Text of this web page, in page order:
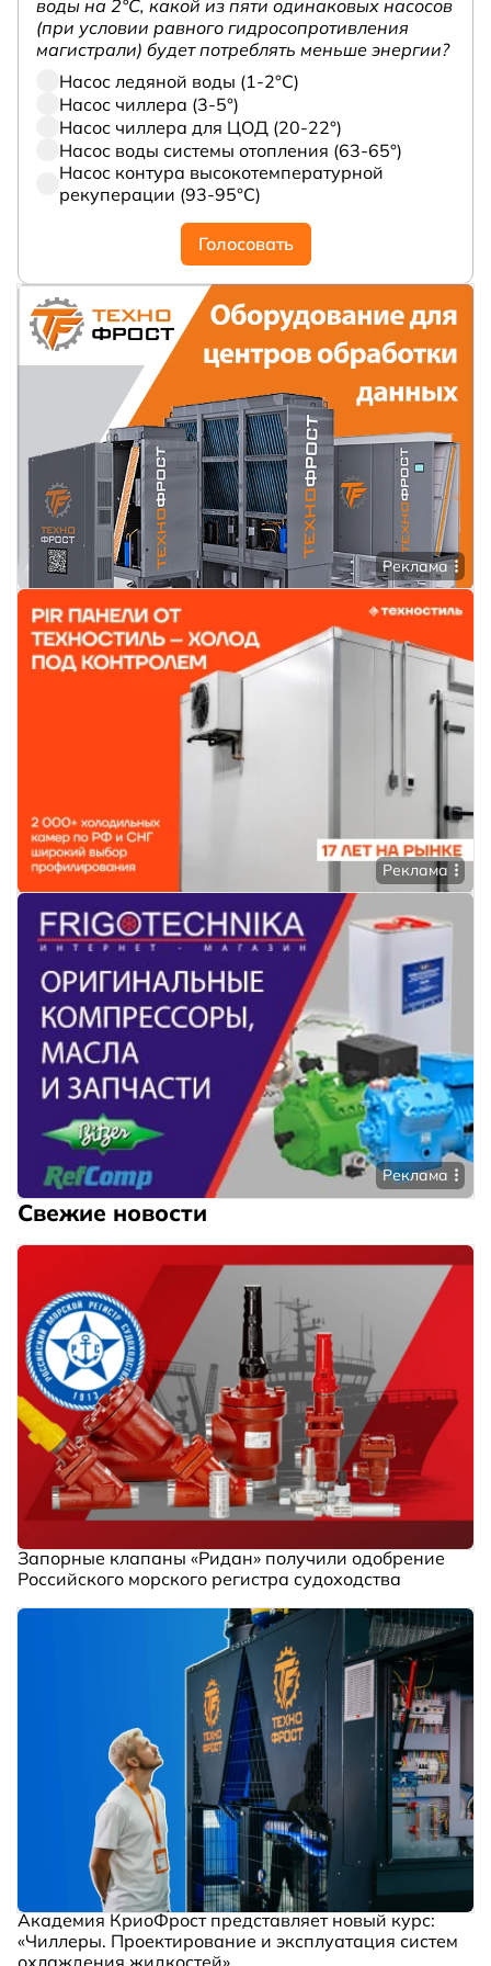
воды на 2°С, какой из пяти одинаковых насосов
(при условии равного гидросопротивления
магистрали) будет потреблять меньше энергии?
Насос ледяной воды (1-2°С)
Насос чиллера (3-5°)
Насос чиллера для ЦОД (20-22°)
Насос воды системы отопления (63-65°)
Насос контура высокотемпературной
рекуперации (93-95°С)
Голосовать
Реклама
Реклама
Реклама
Свежие новости
Запорные клапаны «Ридан» получили одобрение
Российского морского регистра судоходства
Академия КриоФрост представляет новый курс:
«Чиллеры. Проектирование и эксплуатация систем